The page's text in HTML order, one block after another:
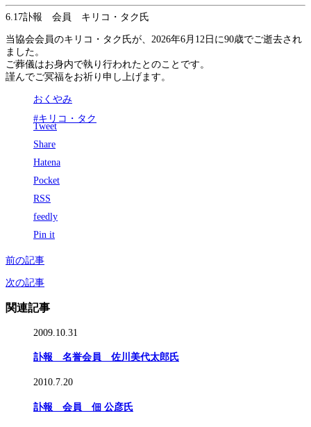
6.17訃報 会員 キリコ・タク氏
当協会会員のキリコ・タク氏が、2026年6月12日に90歳でご逝去され
ました。
ご葬儀はお身内で執り行われたとのことです。
謹んでご冥福をお祈り申し上げます。
おくやみ
#キリコ・タク
Tweet
Share
Hatena
Pocket
RSS
feedly
Pin it
前の記事
次の記事
関連記事
2009.10.31
訃報 名誉会員 佐川美代太郎氏
2010.7.20
訃報 会員 佃 公彦氏